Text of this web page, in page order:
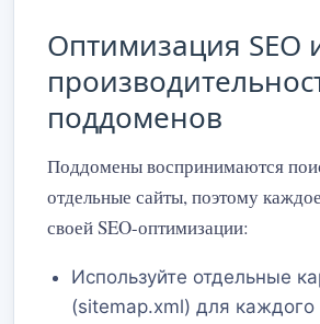
Оптимизация SEO
поддоменов
Поддомены воспринимаются
отдельные сайты, поэтому
своей SEO-оптимизации:
Используйте отдельные
(sitemap.xml) для